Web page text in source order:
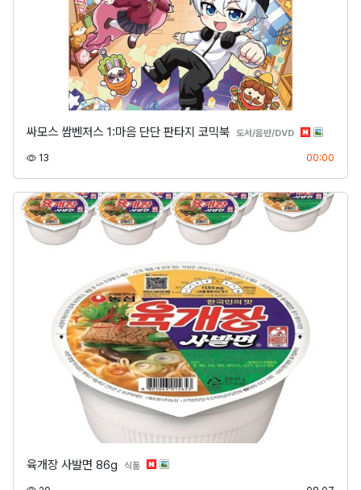
싸모스 쌈벤저스 1:마음 단단 판타지 코믹북 도서/음반/DVD분류
13 00:00
육개장 사발면 86g 식품분류